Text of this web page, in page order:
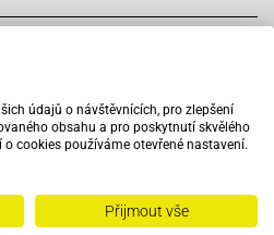
údajů o návštěvnících, pro zlepšení
obsahu a pro poskytnutí skvělého
cookies používáme otevřené nastavení.
Přijmout vše